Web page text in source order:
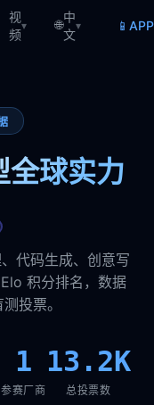
视
频
▾ 🌐
中
文
▾ 📱
球实力
代码生成、创意写
积分排名，数据
投票。
1
参赛厂商
13.2K
总投票数